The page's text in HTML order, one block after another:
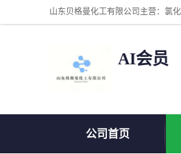
AI会员
公司首页